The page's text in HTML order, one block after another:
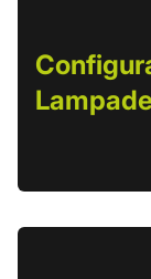
Lampade